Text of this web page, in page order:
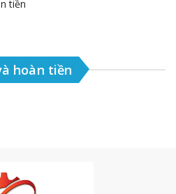
tiền
hoàn tiền